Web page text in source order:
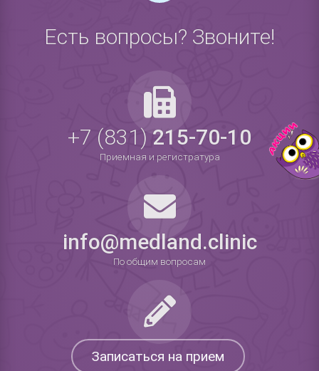
Есть вопросы? Звоните!
+7 (831)215-70-10
Приемная и регистратура
info@medland.clinic
По общим вопросам
Записаться на прием